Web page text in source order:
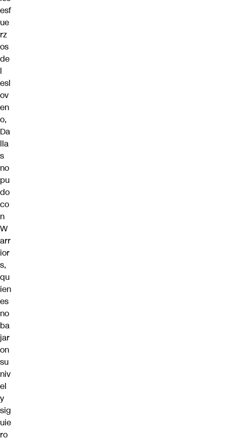
esf
ue
rz
os
de
l
esl
ov
en
o,
Da
lla
s
no
pu
do
co
n
W
arr
ior
s,
qu
ien
es
no
ba
jar
on
su
niv
el
y
sig
uie
ro